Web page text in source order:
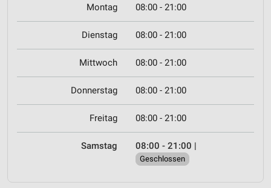
Montag 08:00 - 21:00
Dienstag 08:00 - 21:00
Mittwoch 08:00 - 21:00
Donnerstag 08:00 - 21:00
Freitag 08:00 - 21:00
Samstag 08:00 - 21:00 |
Geschlossen